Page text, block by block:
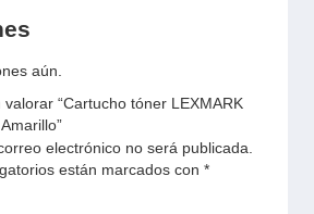
aún.
“Cartucho tóner LEXMARK
electrónico no será publicada.
están marcados con *